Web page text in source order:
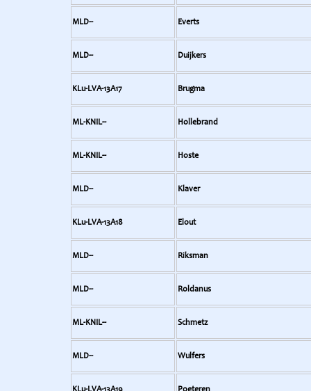
MLD-- Everts
MLD-- Duijkers
KLu-LVA-13A17 Brugma
ML-KNIL-- Hollebrand
ML-KNIL-- Hoste
MLD-- Klaver
KLu-LVA-13A18 Elout
MLD-- Riksman
MLD-- Roldanus
ML-KNIL-- Schmetz
MLD-- Wulfers